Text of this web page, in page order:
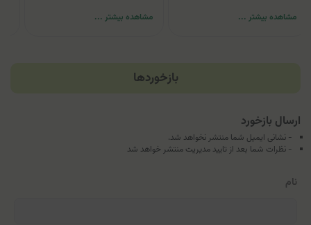
مشاهده بیشتر ...
مشاهده بیشتر ...
بازخوردها
ارسال بازخورد
- نشانی ایمیل شما منتشر نخواهد شد.
- نظرات شما بعد از تایید مدیریت منتشر خواهد شد
نام